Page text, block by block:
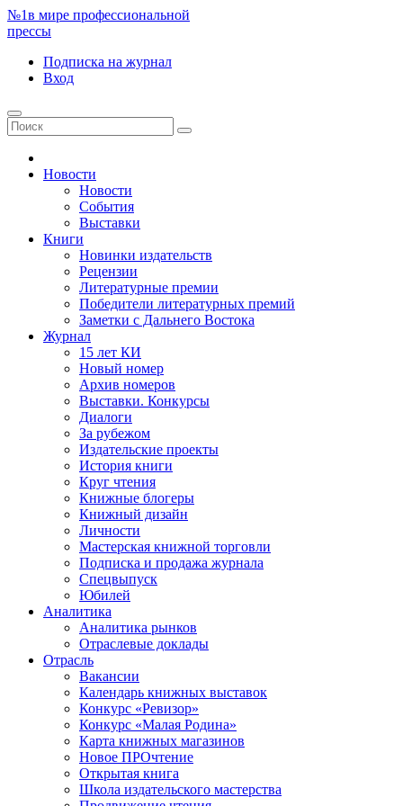
№1в мире профессиональной
прессы
Подписка на журнал
Вход
Новости
Новости
События
Выставки
Книги
Новинки издательств
Рецензии
Литературные премии
Победители литературных премий
Заметки с Дальнего Востока
Журнал
15 лет КИ
Новый номер
Архив номеров
Выставки. Конкурсы
Диалоги
За рубежом
Издательские проекты
История книги
Круг чтения
Книжные блогеры
Книжный дизайн
Личности
Мастерская книжной торговли
Подписка и продажа журнала
Спецвыпуск
Юбилей
Аналитика
Аналитика рынков
Отраслевые доклады
Отрасль
Вакансии
Календарь книжных выставок
Конкурс «Ревизор»
Конкурс «Малая Родина»
Карта книжных магазинов
Новое ПРОчтение
Открытая книга
Школа издательского мастерства